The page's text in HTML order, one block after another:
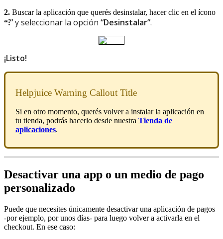
2. Buscar la aplicación que querés desinstalar, hacer clic en el ícono
“⁝”y seleccionar la opción “Desinstalar”.
¡Listo!
Helpjuice Warning Callout Title
Si en otro momento, querés volver a instalar la aplicación en
tu tienda, podrás hacerlo desde nuestra Tienda de
aplicaciones.
Desactivar una app o un medio de pago
personalizado
Puede que necesites únicamente desactivar una aplicación de pagos
-por ejemplo, por unos días- para luego volver a activarla en el
checkout. En ese caso: